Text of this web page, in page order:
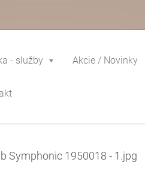
- služby Akcie / Novinky
Symphonic 1950018 - 1.jpg